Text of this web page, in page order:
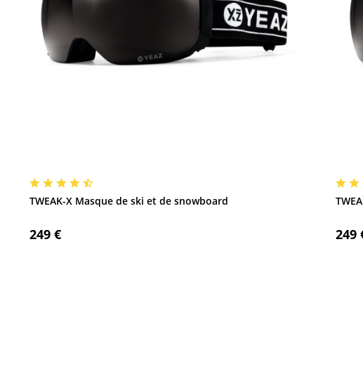
TWEAK-X Masque de ski et de snowboard
249 € 249